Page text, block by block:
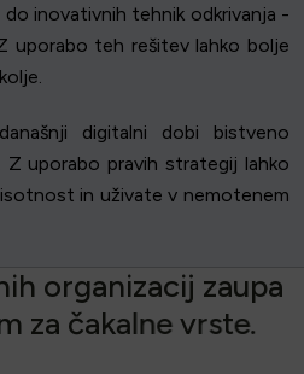
inovativnih tehnik odkrivanja -
uporabo teh rešitev lahko bolje
digitalni dobi bistveno
uporabo pravih strategij lahko
in uživate v nemotenem
ih organizacij zaupa
za čakalne vrste.